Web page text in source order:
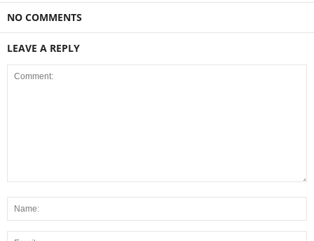
NO COMMENTS
LEAVE A REPLY